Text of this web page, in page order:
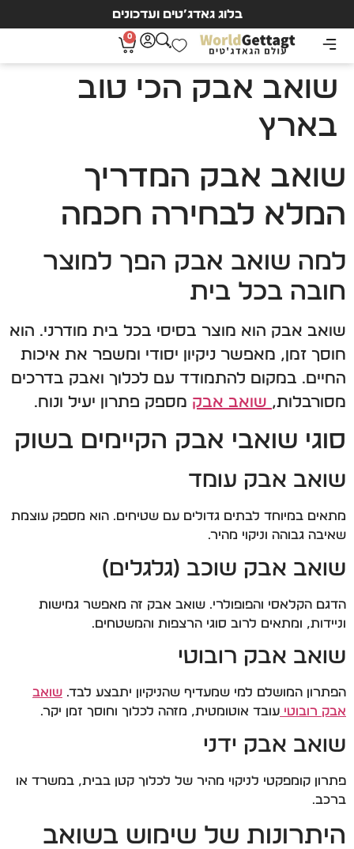
בלוג גאדג’טים ועדכונים
0
שואב אבק הכי טוב
בארץ
שואב אבק המדריך
המלא לבחירה חכמה
למה שואב אבק הפך למוצר
חובה בכל בית
שואב אבק הוא מוצר בסיסי בכל בית מודרני. הוא
חוסך זמן, מאפשר ניקיון יסודי ומשפר את איכות
החיים. במקום להתמודד עם לכלוך ואבק בדרכים
מסורבלות, שואב אבק מספק פתרון יעיל ונוח.
סוגי שואבי אבק הקיימים בשוק
שואב אבק עומד
מתאים במיוחד לבתים גדולים עם שטיחים. הוא מספק עוצמת
שאיבה גבוהה וניקוי מהיר.
שואב אבק שוכב (גלגלים)
הדגם הקלאסי והפופולרי. שואב אבק זה מאפשר גמישות
וניידות, ומתאים לרוב סוגי הרצפות והמשטחים.
שואב אבק רובוטי
הפתרון המושלם למי שמעדיף שהניקיון יתבצע לבד. שואב
אבק רובוטי עובד אוטומטית, מזהה לכלוך וחוסך זמן יקר.
שואב אבק ידני
פתרון קומפקטי לניקוי מהיר של לכלוך קטן בבית, במשרד או
ברכב.
היתרונות של שימוש בשואב